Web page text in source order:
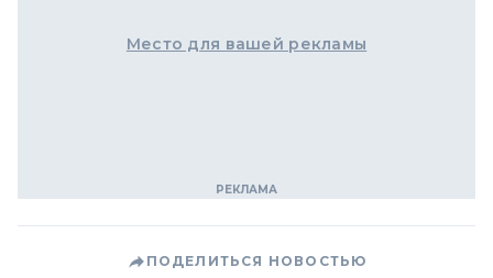
Место для вашей рекламы
ПОДЕЛИТЬСЯ НОВОСТЬЮ